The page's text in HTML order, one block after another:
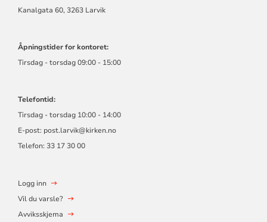
Kanalgata 60, 3263 Larvik
Åpningstider for kontoret:
Tirsdag - torsdag 09:00 - 15:00
Telefontid:
Tirsdag - torsdag 10:00 - 14:00
E-post: post.larvik@kirken.no
Telefon: 33 17 30 00
Logg inn
Vil du varsle?
Avviksskjema